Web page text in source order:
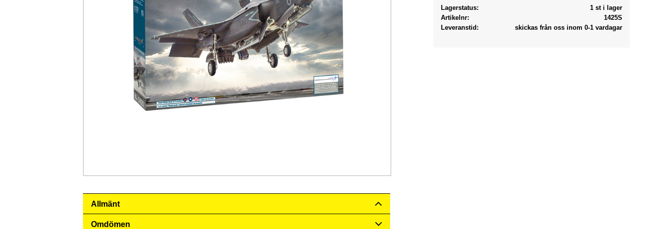
Lagerstatus
1 st i lager
Artikelnr
1425S
Leveranstid
skickas från oss inom 0-1 vardagar
Allmänt
Omdömen